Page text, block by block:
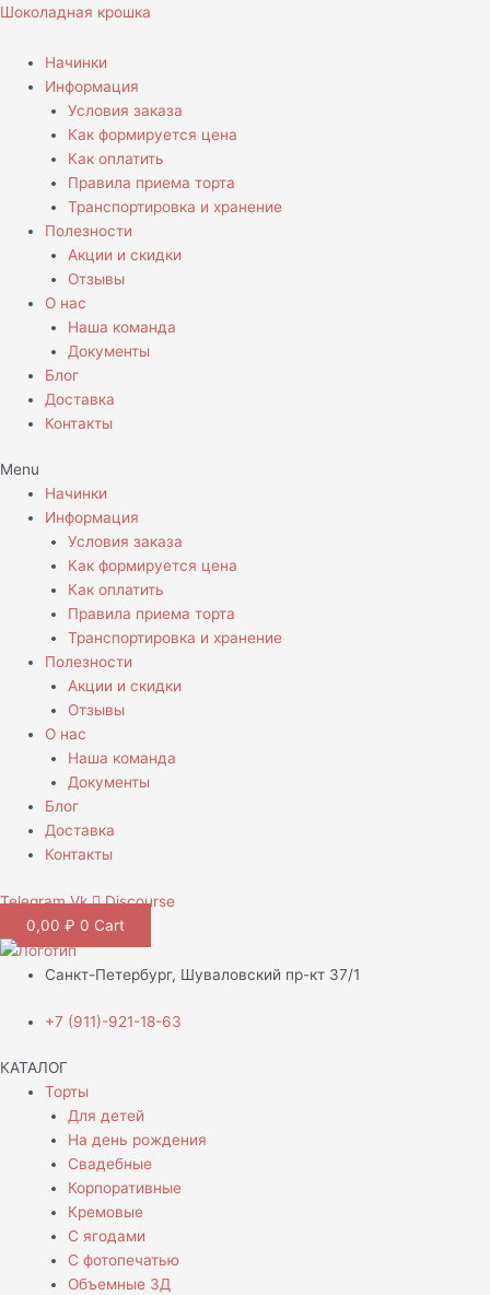
Перейти
содержимому
Шоколадная крошка
Начинки
Информация
Условия заказа
Как формируется цена
Как оплатить
Правила приема торта
Транспортировка и хранение
Полезности
Акции и скидки
Отзывы
О нас
Наша команда
Документы
Блог
Доставка
Контакты
Menu
Начинки
Информация
Условия заказа
Как формируется цена
Как оплатить
Правила приема торта
Транспортировка и хранение
Полезности
Акции и скидки
Отзывы
О нас
Наша команда
Документы
Блог
Доставка
Контакты
Telegram Vk
Discourse
0,00 ₽ 0 Cart
Санкт-Петербург, Шуваловский пр-кт 37/1
+7 (911)-921-18-63
КАТАЛОГ
Торты
Для детей
На день рождения
Свадебные
Корпоративные
Кремовые
С ягодами
С фотопечатью
Объемные 3Д
Количество
Торт
с
пингвинами